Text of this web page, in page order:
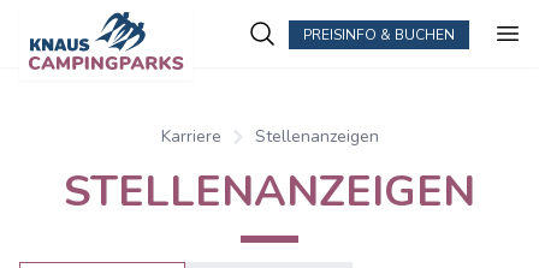
PREISINFO & BUCHEN
Karriere Stellenanzeigen
STELLENANZEIGEN